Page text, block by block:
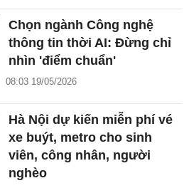
Chọn ngành Công nghệ
thông tin thời AI: Đừng chỉ
nhìn 'điểm chuẩn'
08:03 19/05/2026
Hà Nội dự kiến miễn phí vé
xe buýt, metro cho sinh
viên, công nhân, người
nghèo